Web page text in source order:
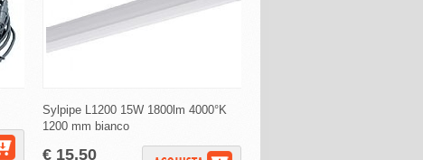
Sylpipe L1200 15W 1800lm 4000°K
1200 mm bianco
€ 15,50